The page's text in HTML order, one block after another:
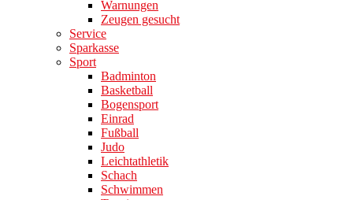
Warnungen
Zeugen gesucht
Service
Sparkasse
Sport
Badminton
Basketball
Bogensport
Einrad
Fußball
Judo
Leichtathletik
Schach
Schwimmen